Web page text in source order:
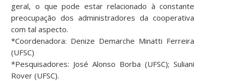
geral, o que pode estar relacionado à constante
preocupação dos administradores da cooperativa
com tal aspecto.
*Coordenadora: Denize Demarche Minatti Ferreira
(UFSC)
*Pesquisadores: José Alonso Borba (UFSC); Suliani
Rover (UFSC).